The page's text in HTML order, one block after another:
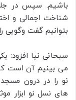
باشیم. سپس در
شناخت اجمالی و
بتوانیم گفت وگویی
سبحانی نیا افزود:
می بینیم آن است
نو را در درون
های نسل نو ابزار